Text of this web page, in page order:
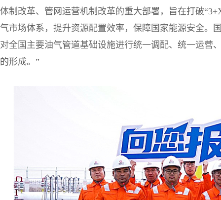
体制改革、管网运营机制改革的重大部署，旨在打破
气市场体系，提升资源配置效率，保障国家能源安全。
对全国主要油气管道基础设施进行统一调配、统一运营
的形成。”